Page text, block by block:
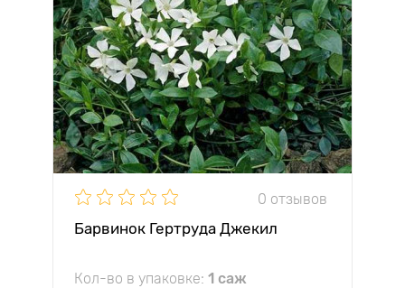
0 отзывов
Барвинок Гертруда Джекил
Кол-во в упаковке: 1 саж